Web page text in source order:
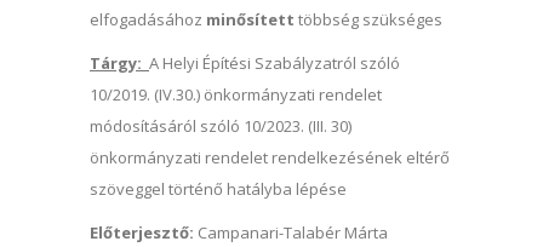
elfogadásához minősített többség szükséges
Tárgy: A Helyi Építési Szabályzatról szóló
10/2019. (IV.30.) önkormányzati rendelet
módosításáról szóló 10/2023. (III. 30)
önkormányzati rendelet rendelkezésének eltérő
szöveggel történő hatályba lépése
Előterjesztő: Campanari-Talabér Márta